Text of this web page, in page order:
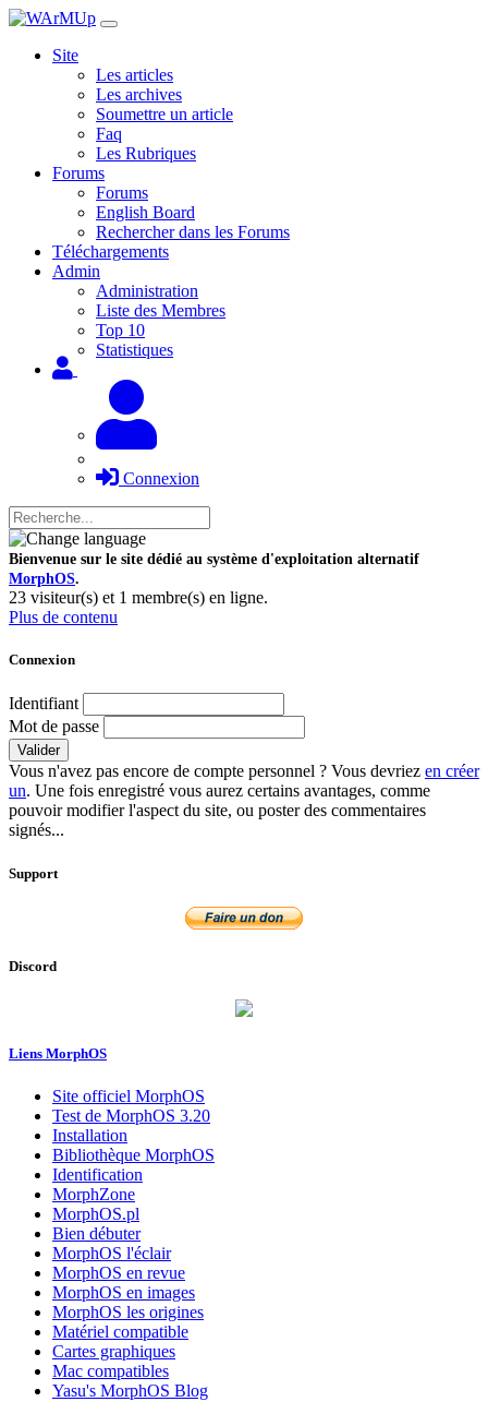
Site
Les articles
Les archives
Soumettre un article
Faq
Les Rubriques
Forums
Forums
English Board
Rechercher dans les Forums
Téléchargements
Admin
Administration
Liste des Membres
Top 10
Statistiques
Connexion
Bienvenue sur le site dédié au système d'exploitation alternatif
MorphOS.
23 visiteur(s) et 1 membre(s) en ligne.
Plus de contenu
Connexion
Identifiant
Mot de passe
Valider
Vous n'avez pas encore de compte personnel ? Vous devriez en créer
un. Une fois enregistré vous aurez certains avantages, comme
pouvoir modifier l'aspect du site, ou poster des commentaires
signés...
Support
Discord
Liens MorphOS
Site officiel MorphOS
Test de MorphOS 3.20
Installation
Bibliothèque MorphOS
Identification
MorphZone
MorphOS.pl
Bien débuter
MorphOS l'éclair
MorphOS en revue
MorphOS en images
MorphOS les origines
Matériel compatible
Cartes graphiques
Mac compatibles
Yasu's MorphOS Blog